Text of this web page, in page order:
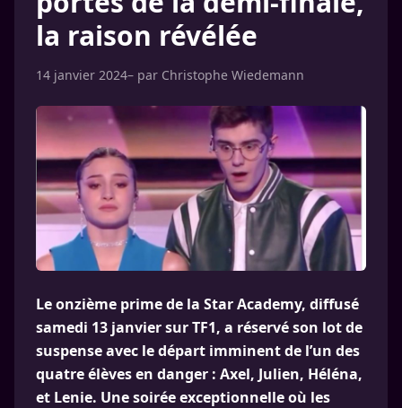
la raison révélée
14 janvier 2024– par Christophe Wiedemann
Le onzième prime de la Star Academy, diffusé
samedi 13 janvier sur TF1, a réservé son lot de
suspense avec le départ imminent de l’un des
quatre élèves en danger : Axel, Julien, Héléna,
et Lenie. Une soirée exceptionnelle où les